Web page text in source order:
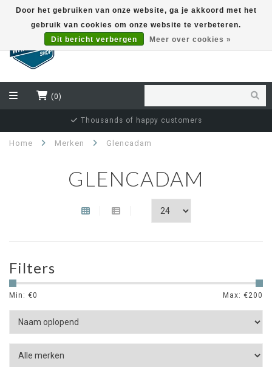
(0)
Thousands of happy customers
Home Merken Glencadam
GLENCADAM
Filters
Min: €0 Max: €200
Door het gebruiken van onze website, ga je akkoord met het
gebruik van cookies om onze website te verbeteren.
Dit bericht verbergen
Meer over cookies »